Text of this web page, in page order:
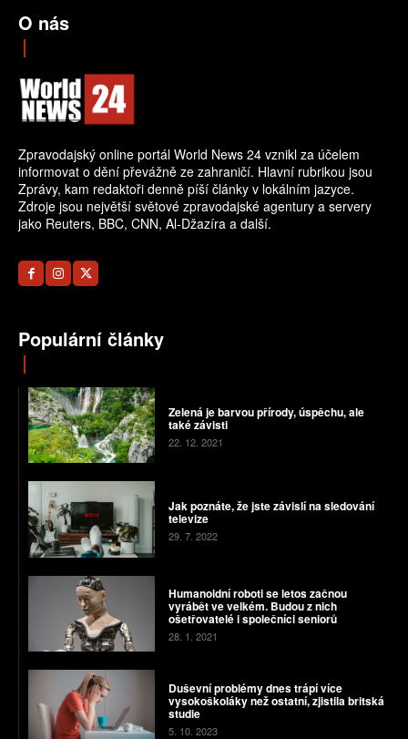
O nás
Zpravodajský online portál World News 24 vznikl za účelem
informovat o dění převážně ze zahraničí. Hlavní rubrikou jsou
Zprávy, kam redaktoři denně píší články v lokálním jazyce.
Zdroje jsou největší světové zpravodajské agentury a servery
jako Reuters, BBC, CNN, Al-Džazíra a další.
Populární články
Zelená je barvou přírody, úspěchu, ale
také závisti
22. 12. 2021
Jak poznáte, že jste závislí na sledování
televize
29. 7. 2022
Humanoidní roboti se letos začnou
vyrábět ve velkém. Budou z nich
ošetřovatelé i společníci seniorů
28. 1. 2021
Duševní problémy dnes trápí více
vysokoškoláky než ostatní, zjistila britská
studie
5. 10. 2023